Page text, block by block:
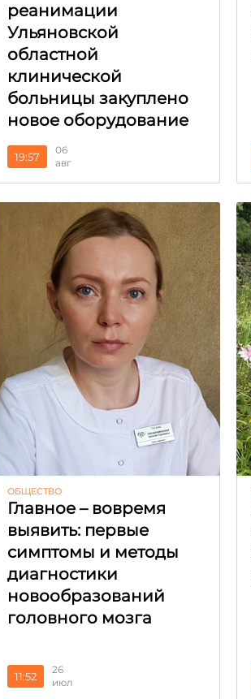
реанимации
Ульяновской
областной
клинической
больницы закуплено
новое оборудование
19:57
06
авг
ОБЩЕСТВО
Главное – вовремя
выявить: первые
симптомы и методы
диагностики
новообразований
головного мозга
11:52
26
июл